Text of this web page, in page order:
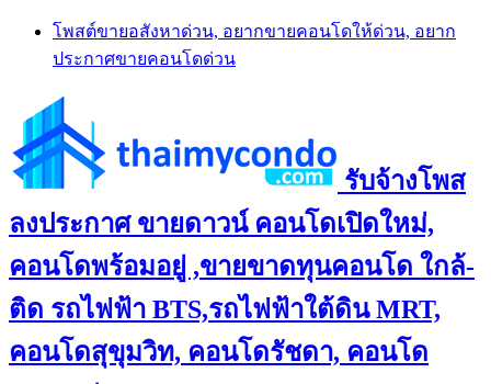
Skip
content
โพสต์ขายอสังหาด่วน, อยากขายคอนโดให้ด่วน, อยาก
ประกาศขายคอนโดด่วน
รับจ้างโพส
ลงประกาศ ขายดาวน์ คอนโดเปิดใหม่,
คอนโดพร้อมอยู่ ,ขายขาดทุนคอนโด ใกล้-
ติด รถไฟฟ้า BTS,รถไฟฟ้าใต้ดิน MRT,
คอนโดสุขุมวิท, คอนโดรัชดา, คอนโด